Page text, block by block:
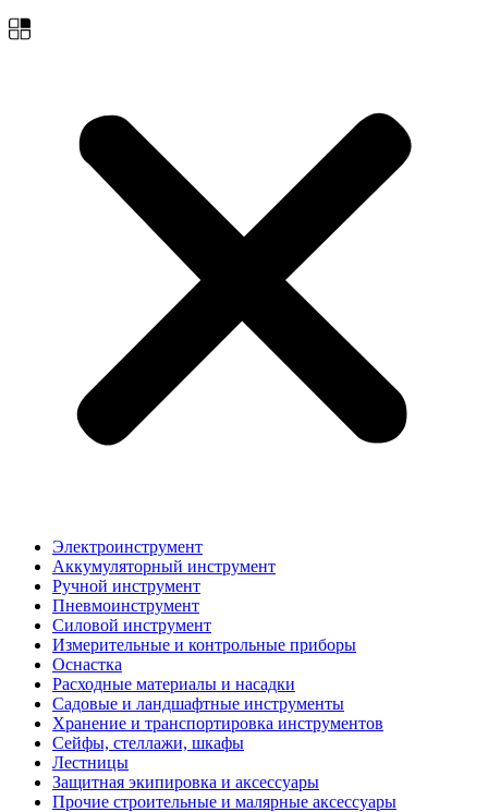
Электроинструмент
Аккумуляторный инструмент
Ручной инструмент
Пневмоинструмент
Силовой инструмент
Измерительные и контрольные приборы
Оснастка
Расходные материалы и насадки
Садовые и ландшафтные инструменты
Хранение и транспортировка инструментов
Сейфы, стеллажи, шкафы
Лестницы
Защитная экипировка и аксессуары
Прочие строительные и малярные аксессуары